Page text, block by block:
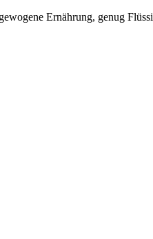
Ernährung, genug